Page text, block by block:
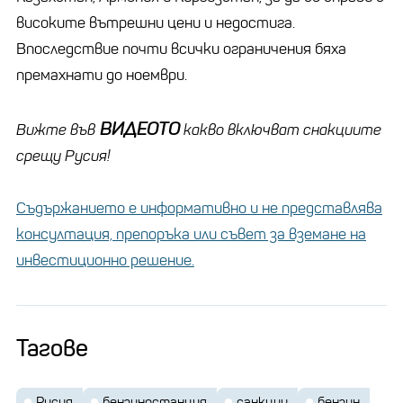
високите вътрешни цени и недостига.
Впоследствие почти всички ограничения бяха
премахнати до ноември.
Вижте във ВИДЕОТОкакво включват снакциите
срещу Русия!
Съдържанието е информативно и не представлява
консултация, препоръка или съвет за вземане на
инвестиционно решение.
Тагове